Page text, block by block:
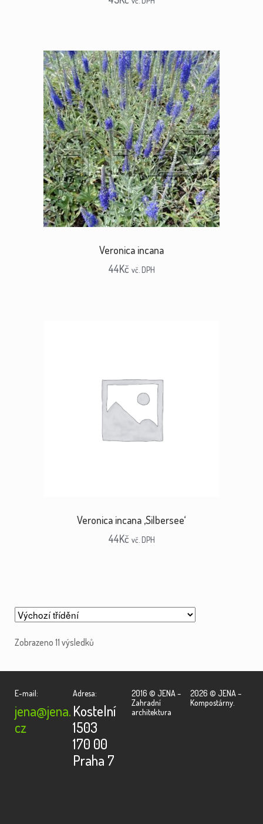
Veronica incana
44Kč vč. DPH
Veronica incana ‚Silbersee‘
44Kč vč. DPH
Zobrazeno 11 výsledků
E-mail:
jena@jena.
cz
Adresa:
Kostelní
1503
170 00
Praha 7
2016 © JENA –
Zahradní
architektura
2026 © JENA –
Kompostárny.